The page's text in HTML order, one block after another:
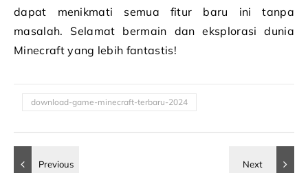
dapat menikmati semua fitur baru ini tanpa
masalah. Selamat bermain dan eksplorasi dunia
Minecraft yang lebih fantastis!
download-game-minecraft-terbaru-2024